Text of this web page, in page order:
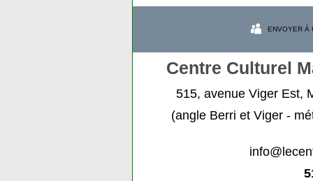
ENVOYER À
Centre Culturel
515, avenue Viger Est,
(angle Berri et Viger -